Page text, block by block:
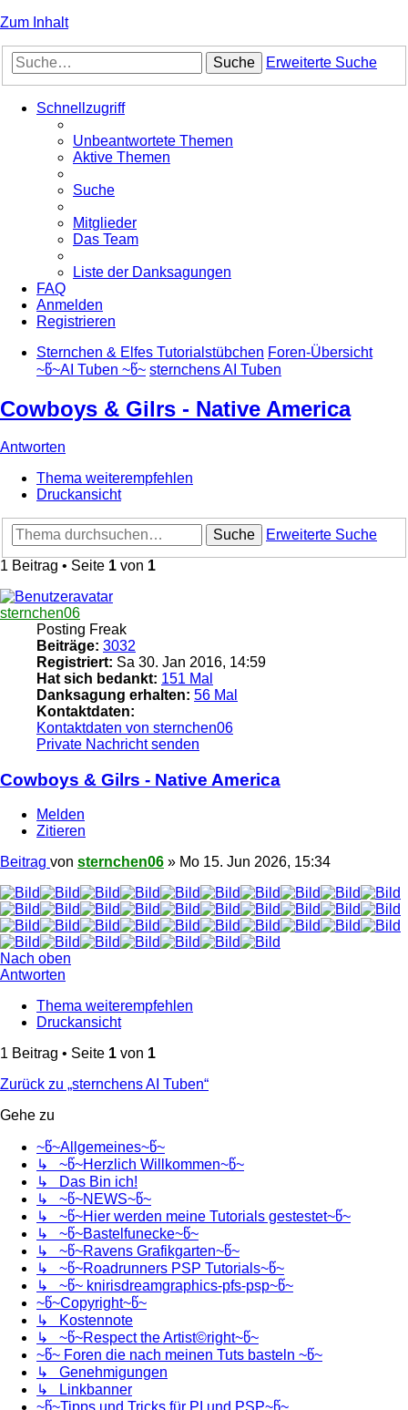
Zum Inhalt
Suche Erweiterte Suche
Schnellzugriff
Unbeantwortete Themen
Aktive Themen
Suche
Mitglieder
Das Team
Liste der Danksagungen
FAQ
Anmelden
Registrieren
Sternchen & Elfes Tutorialstübchen Foren-Übersicht
~წ~AI Tuben ~წ~ sternchens AI Tuben
Cowboys & Gilrs - Native America
Antworten
Thema weiterempfehlen
Druckansicht
Suche
Erweiterte Suche
1 Beitrag • Seite 1 von 1
sternchen06
Posting Freak
Beiträge: 3032
Registriert: Sa 30. Jan 2016, 14:59
Hat sich bedankt: 151 Mal
Danksagung erhalten: 56 Mal
Kontaktdaten:
Kontaktdaten von sternchen06
Private Nachricht senden
Cowboys & Gilrs - Native America
Melden
Zitieren
Beitrag von sternchen06 » Mo 15. Jun 2026, 15:34
Nach oben
Antworten
Thema weiterempfehlen
Druckansicht
1 Beitrag • Seite 1 von 1
Zurück zu „sternchens AI Tuben“
Gehe zu
~წ~Allgemeines~წ~
↳ ~წ~Herzlich Willkommen~წ~
↳ Das Bin ich!
↳ ~წ~NEWS~წ~
↳ ~წ~Hier werden meine Tutorials gestestet~წ~
↳ ~წ~Bastelfunecke~წ~
↳ ~წ~Ravens Grafikgarten~წ~
↳ ~წ~Roadrunners PSP Tutorials~წ~
↳ ~წ~ knirisdreamgraphics-pfs-psp~წ~
~წ~Copyright~წ~
↳ Kostennote
↳ ~წ~Respect the Artist©right~წ~
~წ~ Foren die nach meinen Tuts basteln ~წ~
↳ Genehmigungen
↳ Linkbanner